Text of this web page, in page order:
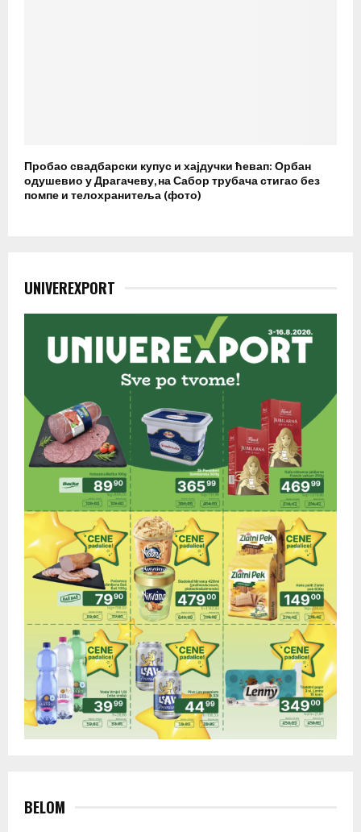
Пробао свадбарски купус и хајдучки ћевап: Орбан
одушевио у Драгачеву, на Сабор трубача стигао без
помпе и телохранитеља (фото)
UNIVEREXPORT
BELOM